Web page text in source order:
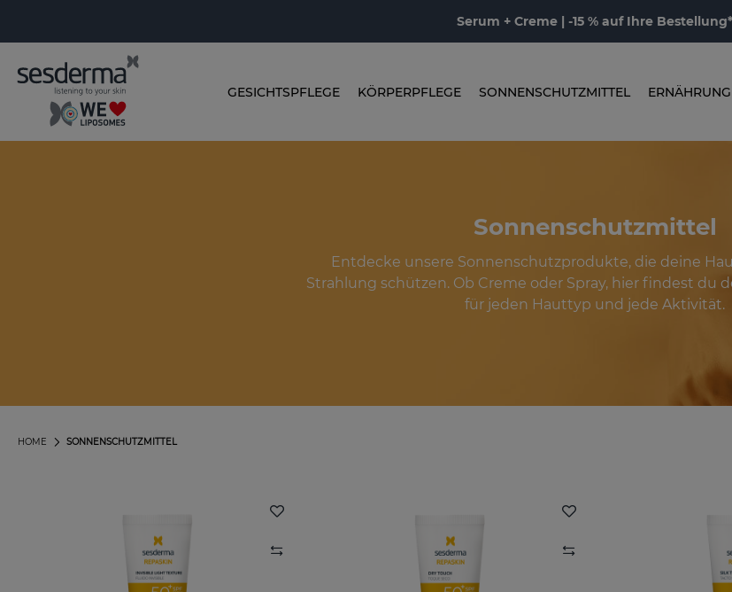
Serum + Creme | -15 % auf Ihre Bestellung*
GESICHTSPFLEGE KÖRPERPFLEGE SONNENSCHUTZMITTEL ERNÄHRUNG
Sonnenschutzmittel
Entdecke unsere Sonnenschutzprodukte, die deine
Strahlung schützen. Ob Creme oder Spray, hier findest du
für jeden Hauttyp und jede Aktivität.
SONNENSCHUTZMITTEL
HOME